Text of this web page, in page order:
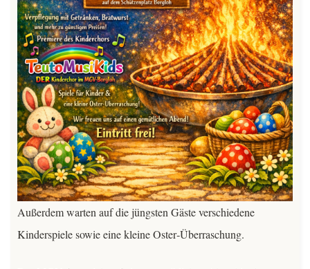
Außerdem warten auf die jüngsten Gäste verschiedene
Kinderspiele sowie eine kleine Oster‑Überraschung.